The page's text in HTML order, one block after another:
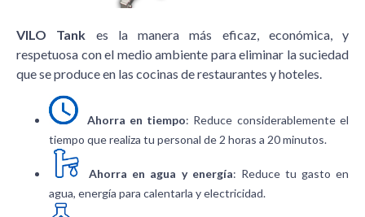
VILO Tank es la manera más eficaz, económica, y
respetuosa con el medio ambiente para eliminar la suciedad
que se produce en las cocinas de restaurantes y hoteles.
Ahorra en tiempo: Reduce considerablemente el
tiempo que realiza tu personal de 2 horas a 20 minutos.
Ahorra en agua y energía: Reduce tu gasto en
agua, energía para calentarla y electricidad.